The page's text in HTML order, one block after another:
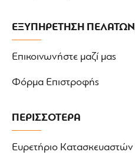
ΕΞΥΠΗΡΕΤΗΣΗ ΠΕΛΑΤΩΝ
Επικοινωνήστε μαζί μας
Φόρμα Επιστροφής
ΠΕΡΙΣΣΟΤΕΡΑ
Ευρετήριο Κατασκευαστών